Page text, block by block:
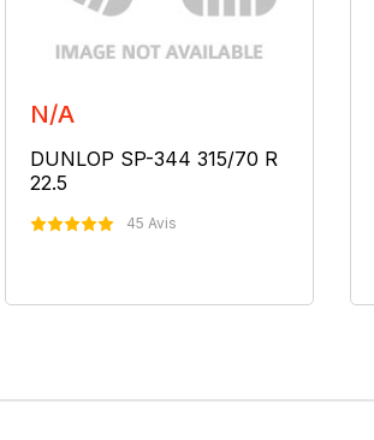
N/A
DUNLOP SP-344 315/70 R
22.5
45 Avis